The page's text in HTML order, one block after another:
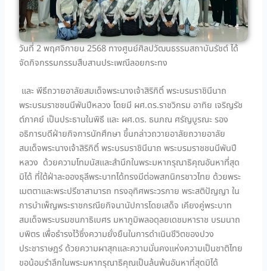
วันที่ 2 พฤศจิกายน 2568 ทางศูนย์ศิลปวัฒนธรรมสถาบันรัชต์ ได้
จัดกิจกรรมกรรมสืบสานประเพณีลอยกระทง
และ พีธีถวายอาลัยสมเด็จพระนางเจ้าสิริกิติ์ พระบรมราชินีนาถ
พระบรมราชชนนีพันปีหลวง โดยมี ผศ.ดร.ราชวิกรม อาทิย เจริญรัช
ต์ภาคย์ เป็นประธานในพิธี และ ผศ.ดร. ธนภณ ศรัญบูรณะ รอง
อธิการบดีฝ่ายกิจการนักศึกษา ขึ้นกล่าวถวายอาลัยถวายอาลัย
สมเด็จพระนางเจ้าสิริกิติ์ พระบรมราชินีนาถ พระบรมราชชนนีพันปี
หลวง ด้วยความโทมนัสและสำนึกในพระมหากรุณาธิคุณอันหาที่สุด
มิได้ ที่ใต้ฝ่าละอองธุลีพระบาทได้ทรงมีต่อพสกนิกรชาวไทย ด้วยพระ
เมตตาและพระปรีชาสามารถ ทรงอุทิศพระวรกาย พระสติปัญญา ใน
การบำเพ็ญพระราชกรณียกิจนานัปการโดยเสด็จ เคียงคู่พระบาท
สมเด็จพระบรมชนกาธิเบศร มหาภูมิพลอดุลยเดชมหาราช บรมนาถ
บพิตร เพื่อธำรงไว้ซึ่งความยั่งยืนในการดำเนินชีวิตของปวง
ประชาราษฎร์ ด้วยความผาสุกและความมั่นคงแห่งความเป็นชาติไทย
ขอน้อมรำลึกในพระมหากรุณาธิคุณเป็นล้นพ้นอันหาที่สุดมิได้